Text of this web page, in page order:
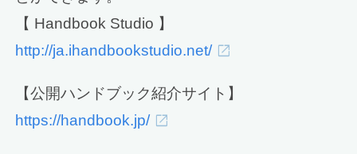
【 Handbook Studio 】
http://ja.ihandbookstudio.net/
【公開ハンドブック紹介サイト】
https://handbook.jp/